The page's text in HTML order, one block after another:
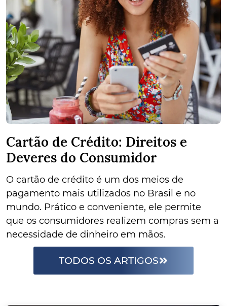
Cartão de Crédito: Direitos e
Deveres do Consumidor
O cartão de crédito é um dos meios de
pagamento mais utilizados no Brasil e no
mundo. Prático e conveniente, ele permite
que os consumidores realizem compras sem a
necessidade de dinheiro em mãos.
TODOS OS ARTIGOS